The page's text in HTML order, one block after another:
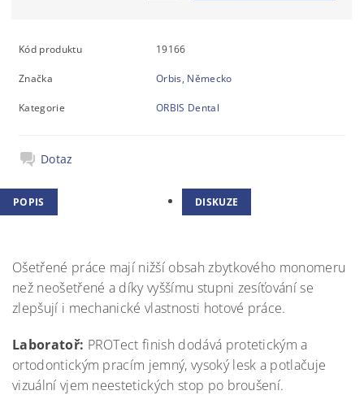
Kód produktu 19166
Značka Orbis, Německo
Kategorie ORBIS Dental
Dotaz
POPIS DISKUZE
Ošetřené práce mají nižší obsah zbytkového monomeru
než neošetřené a díky vyššímu stupni zesíťování se
zlepšují i mechanické vlastnosti hotové práce.
Laboratoř: PROTect finish dodává protetickým a
ortodontickým pracím jemný, vysoký lesk a potlačuje
vizuální vjem neestetických stop po broušení.